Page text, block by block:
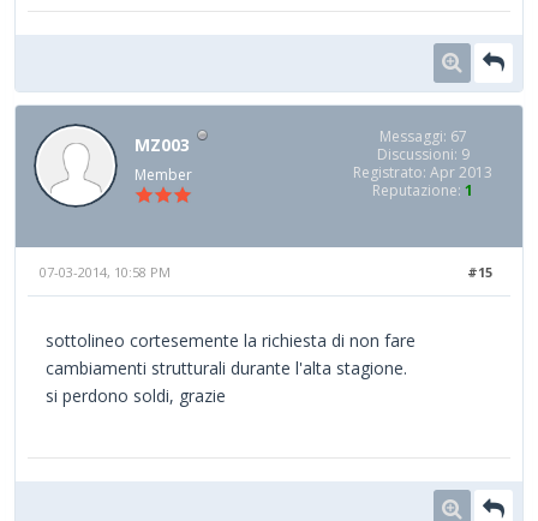
MZ003
Member
Messaggi: 67
Discussioni: 9
Registrato: Apr 2013
Reputazione: 1
#15
07-03-2014, 10:58 PM
sottolineo cortesemente la richiesta di non fare
cambiamenti strutturali durante l'alta stagione.
si perdono soldi, grazie